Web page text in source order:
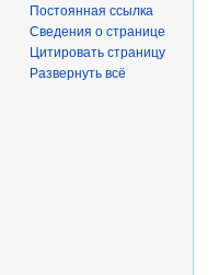
Постоянная ссылка
Сведения о странице
Цитировать страницу
Развернуть всё